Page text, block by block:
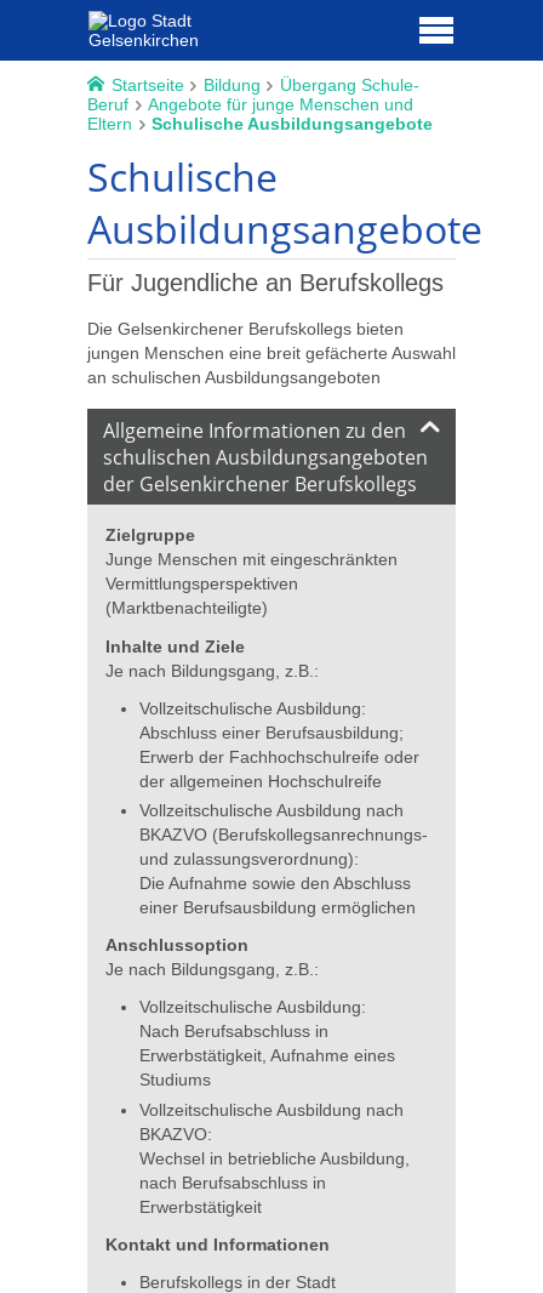
Startseite Bildung
Übergang Schule-
Beruf
Angebote für junge Menschen und
Eltern
Schulische Ausbildungsangebote
Schulische
Ausbildungsangebote
Für Jugendliche an Berufskollegs
Die Gelsenkirchener Berufskollegs bieten
jungen Menschen eine breit gefächerte Auswahl
an schulischen Ausbildungsangeboten
Allgemeine Informationen zu den
schulischen Ausbildungsangeboten
der Gelsenkirchener Berufskollegs
Zielgruppe
Junge Menschen mit eingeschränkten
Vermittlungsperspektiven
(Marktbenachteiligte)
Inhalte und Ziele
Je nach Bildungsgang, z.B.:
Vollzeitschulische Ausbildung:
Abschluss einer Berufsausbildung;
Erwerb der Fachhochschulreife oder
der allgemeinen Hochschulreife
Vollzeitschulische Ausbildung nach
BKAZVO (Berufskollegsanrechnungs-
und zulassungsverordnung):
Die Aufnahme sowie den Abschluss
einer Berufsausbildung ermöglichen
Anschlussoption
Je nach Bildungsgang, z.B.:
Vollzeitschulische Ausbildung:
Nach Berufsabschluss in
Erwerbstätigkeit, Aufnahme eines
Studiums
Vollzeitschulische Ausbildung nach
BKAZVO:
Wechsel in betriebliche Ausbildung,
nach Berufsabschluss in
Erwerbstätigkeit
Kontakt und Informationen
Berufskollegs in der Stadt